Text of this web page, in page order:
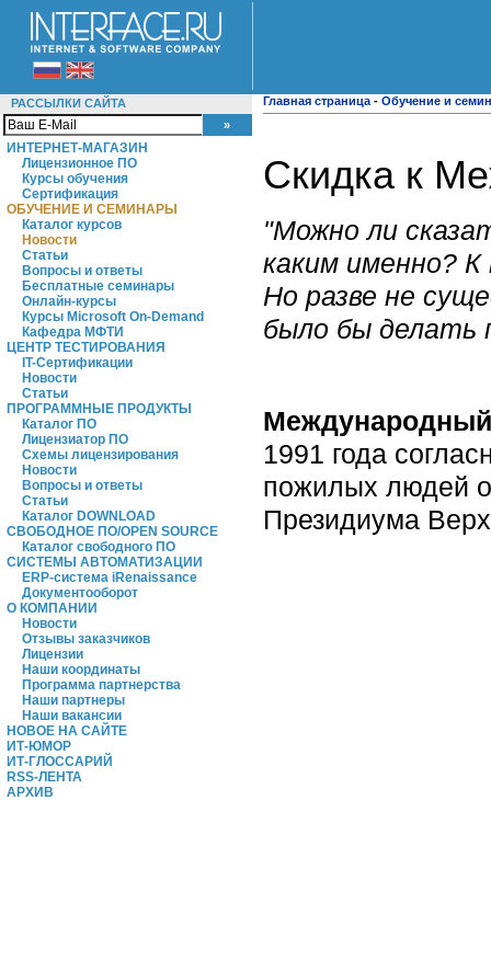
РАССЫЛКИ САЙТА
ИНТЕРНЕТ-МАГАЗИН
Лицензионное ПО
Курсы обучения
Сертификация
ОБУЧЕНИЕ И СЕМИНАРЫ
Каталог курсов
Новости
Статьи
Вопросы и ответы
Бесплатные семинары
Онлайн-курсы
Курсы Microsoft On-Demand
Кафедра МФТИ
ЦЕНТР ТЕСТИРОВАНИЯ
IT-Сертификации
Новости
Статьи
ПРОГРАММНЫЕ ПРОДУКТЫ
Каталог ПО
Лицензиатор ПО
Схемы лицензирования
Новости
Вопросы и ответы
Статьи
Каталог DOWNLOAD
СВОБОДНОЕ ПО/OPEN SOURCE
Каталог свободного ПО
СИСТЕМЫ АВТОМАТИЗАЦИИ
ERP-система iRenaissance
Документооборот
О КОМПАНИИ
Новости
Отзывы заказчиков
Лицензии
Наши координаты
Программа партнерства
Наши партнеры
Наши вакансии
НОВОЕ НА САЙТЕ
ИТ-ЮМОР
ИТ-ГЛОССАРИЙ
RSS-ЛЕНТА
АРХИВ
Главная страница - Обучение и
Скидка к
"Можно ли
каким именно?
Но разве не
было бы делать
1991 года
пожилых людей
Президиума